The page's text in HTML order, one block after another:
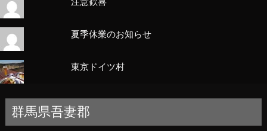
夏季休業のお知らせ
東京ドイツ村
群馬県吾妻郡